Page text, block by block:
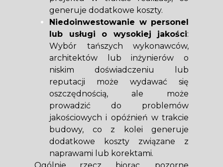
generuje dodatkowe koszty.
Niedoinwestowanie w personel
lub usługi o wysokiej jakości:
Wybór tańszych wykonawców,
architektów lub inżynierów o
niskim doświadczeniu lub
reputacji może wydawać się
oszczędnością, ale może
prowadzić do problemów
jakościowych i opóźnień w trakcie
budowy, co z kolei generuje
dodatkowe koszty związane z
naprawami lub korektami.